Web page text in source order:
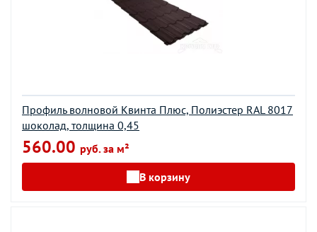
Профиль волновой Квинта Плюс, Полиэстер RAL 8017
шоколад, толщина 0,45
560.00 руб. за м²
В корзину